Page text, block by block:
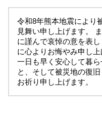
令和8年熊本地震により
見舞い申し上げます。
に謹んで哀悼の意を表
に心よりお悔やみ申し
一日も早く安心して暮
と、そして被災地の復
お祈り申し上げます。